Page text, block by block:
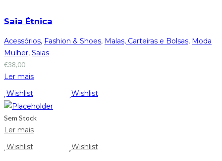
Saia Étnica
Acessórios, Fashion & Shoes, Malas, Carteiras e Bolsas, Moda
Mulher, Saias
€38,00
Ler mais
Wishlist
Wishlist
Sem Stock
Ler mais
Wishlist
Wishlist